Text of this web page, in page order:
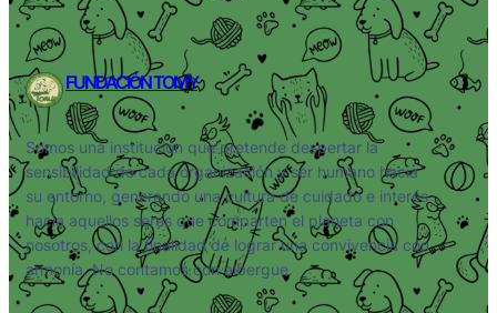
FUNDACIÓN TOMY
Somos una institución que pretende despertar la
sensibilidad de cada organización y ser humano hacia
su entorno, generando una cultura de cuidado e interés
hacia aquellos seres que comparten el planeta con
nosotros, con la finalidad de lograr una convivencia con
armonía. No contamos con albergue.